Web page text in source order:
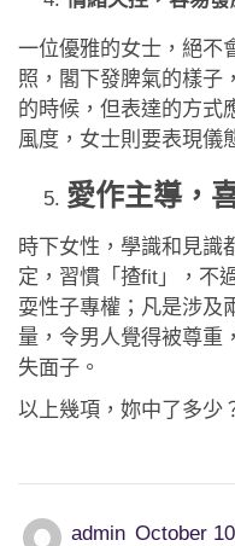
一位優雅的女士，絕不
照，閣下發脾氣的樣子
的時候，但表達的方式
風度，女士則要表現儀
愛作主導，
時下女性，學識和見識
定，習慣「揸fit」，不
耍性子專權；凡是涉及
量，令男人覺得被尊重
失面子。
以上幾項，妳中了多少
admin October